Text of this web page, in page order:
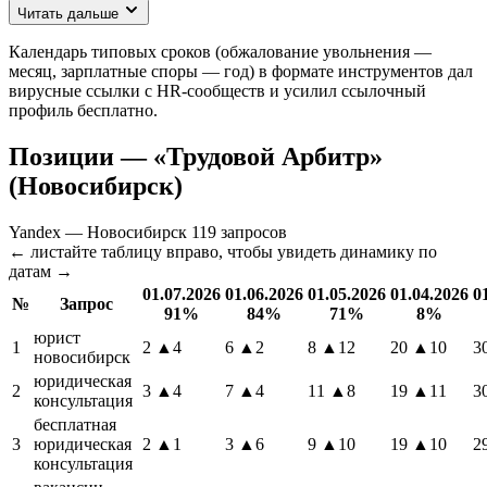
Читать дальше
Календарь типовых сроков (обжалование увольнения —
месяц, зарплатные споры — год) в формате инструментов дал
вирусные ссылки с HR-сообществ и усилил ссылочный
профиль бесплатно.
Позиции — «Трудовой Арбитр»
(Новосибирск)
Yandex — Новосибирск 119 запросов
← листайте таблицу вправо, чтобы увидеть динамику по
датам →
№
Запрос
01.07.2026
91%
01.06.2026
84%
01.05.2026
71%
01.04.2026
8%
1
юрист
новосибирск
2 ▲4 6 ▲2 8 ▲12 20 ▲10
2
юридическая
консультация
3 ▲4 7 ▲4 11 ▲8 19 ▲11
3
бесплатная
юридическая
консультация
2 ▲1 3 ▲6 9 ▲10 19 ▲10